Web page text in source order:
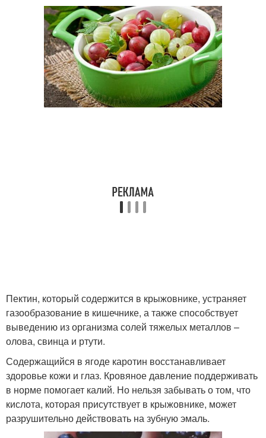
Пектин, который содержится в крыжовнике, устраняет
газообразование в кишечнике, а также способствует
выведению из организма солей тяжелых металлов –
олова, свинца и ртути.
Содержащийся в ягоде каротин восстанавливает
здоровье кожи и глаз. Кровяное давление поддерживать
в норме помогает калий. Но нельзя забывать о том, что
кислота, которая присутствует в крыжовнике, может
разрушительно действовать на зубную эмаль.